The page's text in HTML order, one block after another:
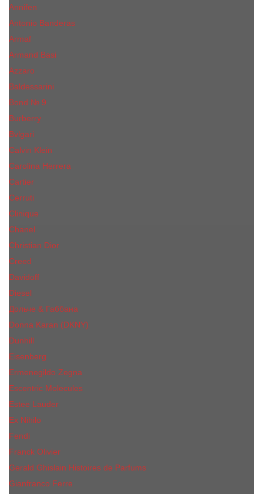
Annifen
Antonio Banderas
Armaf
Armand Basi
Azzaro
Baldessarini
Bond № 9
Burberry
Bvlgari
Calvin Klein
Carolina Herrera
Cartier
Cerruti
Сliniquе
Chanel
Christian Dior
Creed
Davidoff
Diesel
Дольче & Габбана
Donna Karan (DKNY)
Dunhill
Eisenberg
Ermenegildo Zegna
Escentric Molecules
Еsteе Lаudеr
Ex Nihilo
Fendi
Franck Olivier
Gerald Ghislain Histoires de Parfums
Gianfranco Ferre